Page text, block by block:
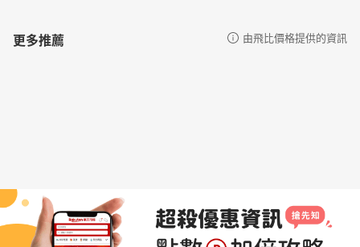
更多推薦 由飛比價格提供的資訊